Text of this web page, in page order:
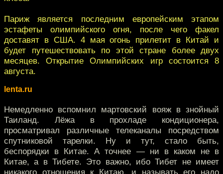
Париж является последним европейским этапом
эстафеты олимпийского огня, после чего факел
доставят в США. 4 мая огонь прилетит в Китай и
будет путешествовать по этой стране более двух
месяцев. Открытие Олимпийских игр состоится 8
августа.
lenta.ru
Немедленно вспомнил мартовский вояж в знойный
Таиланд. Лёжа в прохладе кондиционера,
просматривал различные телеканалы посредством
спутниковой тарелки. Ну и тут, стало быть,
беспорядки в Китае. А точнее — ни в каком не в
Китае, а в Тибете. Это важно, ибо Тибет не имеет